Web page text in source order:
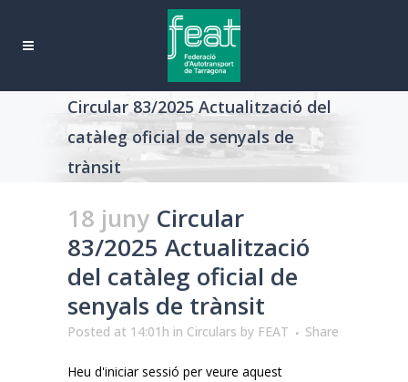
Circular 83/2025 Actualització del
catàleg oficial de senyals de
trànsit
18 juny Circular
83/2025 Actualització
del catàleg oficial de
senyals de trànsit
Posted at 14:01h in Circulars by FEAT Share
Heu d'iniciar sessió per veure aquest